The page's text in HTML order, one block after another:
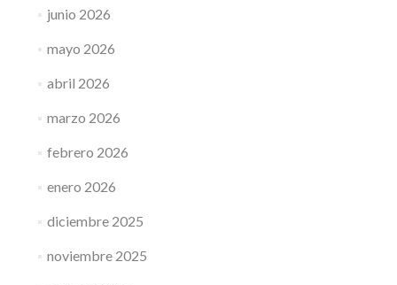
junio 2026
mayo 2026
abril 2026
marzo 2026
febrero 2026
enero 2026
diciembre 2025
noviembre 2025